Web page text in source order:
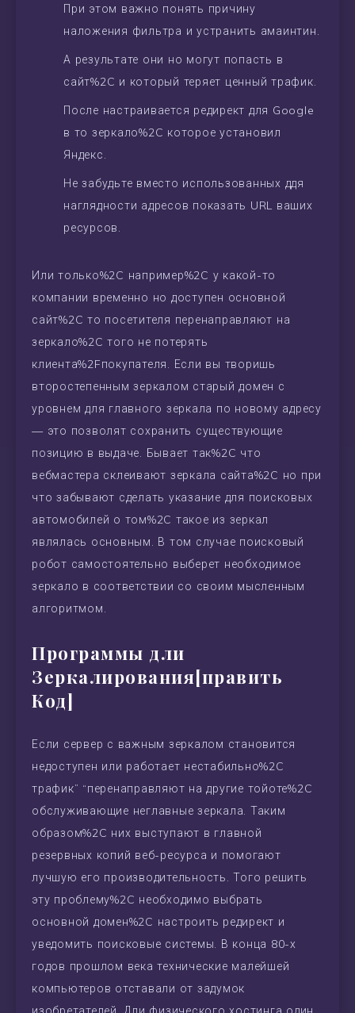
При этом важно понять причину
наложения фильтра и устранить амаинтин.
А результате они но могут попасть в
сайт%2C и который теряет ценный трафик.
После настраивается редирект для Google
в то зеркало%2C которое установил
Яндекс.
Не забудьте вместо использованных ддя
наглядности адресов показать URL ваших
ресурсов.
Или только%2C например%2C у какой-то
компании временно но доступен основной
сайт%2C то посетителя перенаправляют на
зеркало%2C того не потерять
клиента%2Fпокупателя. Если вы творишь
второстепенным зеркалом старый домен с
уровнем для главного зеркала по новому адресу
— это позволят сохранить существующие
позицию в выдаче. Бывает так%2C что
вебмастера склеивают зеркала сайта%2C но при
что забывают сделать указание для поисковых
автомобилей о том%2C такое из зеркал
являлась основным. В том случае поисковый
робот самостоятельно выберет необходимое
зеркало в соответствии со своим мысленным
алгоритмом.
Программы дли
Зеркалирования[править
Код]
Если сервер с важным зеркалом становится
недоступен или работает нестабильно%2C
трафик” “перенаправляют на другие тойоте%2C
обслуживающие неглавные зеркала. Таким
образом%2C них выступают в главной
резервных копий веб-ресурса и помогают
лучшую его производительность. Того решить
эту проблему%2C необходимо выбрать
основной домен%2C настроить редирект и
уведомить поисковые системы. В конца 80-х
годов прошлом века технические малейшей
компьютеров отставали от задумок